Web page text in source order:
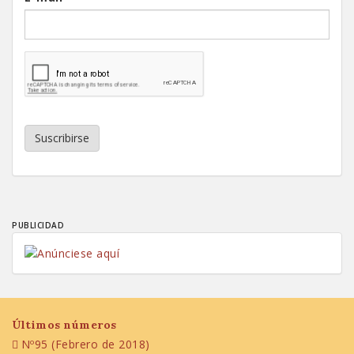
Suscribirse
PUBLICIDAD
Últimos números
Nº95 (Febrero de 2018)